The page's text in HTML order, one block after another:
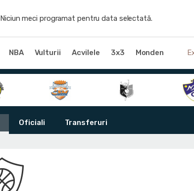
Niciun meci programat pentru data selectată.
NBA Vulturii Acvilele 3x3 Monden
Oficiali Transferuri